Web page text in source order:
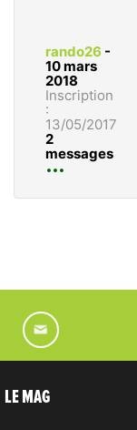
rando26 -
10 mars
2018
Inscription
:
13/05/2017
2
messages
LE MAG